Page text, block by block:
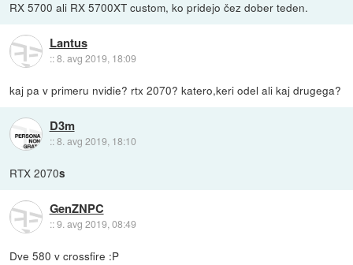
RX 5700 ali RX 5700XT custom, ko pridejo čez dober teden.
Lantus
::8. avg 2019, 18:09
kaj pa v primeru nvidie? rtx 2070? katero,keri odel ali kaj drugega?
D3m
::8. avg 2019, 18:10
RTX 2070s
GenZNPC
::9. avg 2019, 08:49
Dve 580 v crossfire :P